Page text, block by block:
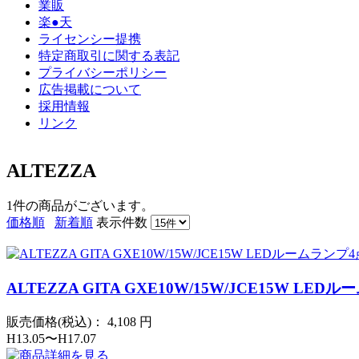
業販
楽●天
ライセンシー提携
特定商取引に関する表記
プライバシーポリシー
広告掲載について
採用情報
リンク
ALTEZZA
1件の商品がございます。
価格順
新着順 表示件数
ALTEZZA GITA GXE10W/15W/JCE15W LEDルー
販売価格(税込)： 4,108 円
H13.05〜H17.07